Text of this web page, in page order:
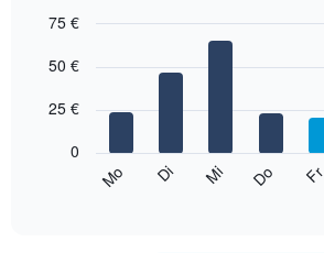
chart
bars.
folgende
graphic.
Mo Di Mi Do Fr
0
25 €
50 €
75 €